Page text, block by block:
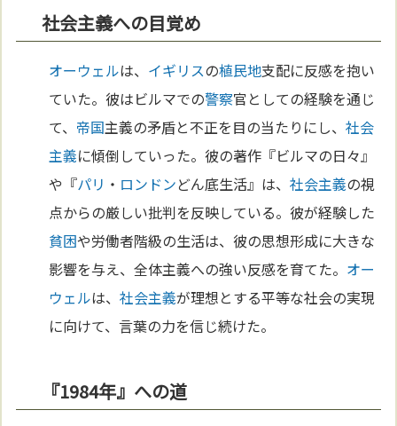
社会主義への目覚め
オーウェルは、 イギリスの植民地支配に反感を抱い
ていた。彼はビルマでの警察官としての経験を通じ
て、 帝国主義の矛盾と不正を目の当たりにし、社会
主義に傾倒していった。彼の著作『ビルマの日々』
や『パリ ・ ロンドンどん底生活』は、社会主義の視
点からの厳しい批判を反映している。彼が経験した
貧困や労働者階級の生活は、彼の思想形成に大きな
影響を与え、全体主義への強い反感を育てた。 オー
ウェルは、社会主義が理想とする平等な社会の実現
に向けて、言葉の力を信じ続けた。
『1984年』への道